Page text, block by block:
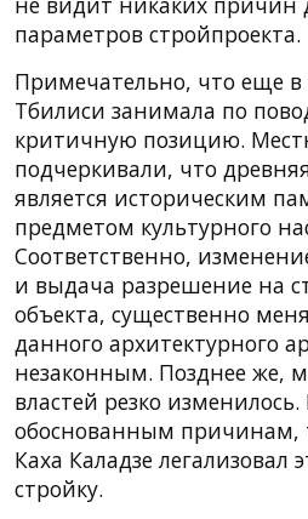
параметров стройпроекта.
Примечательно, что еще в
Тбилиси занимала по
критичную позицию.
подчеркивали, что
является историческим
предметом культурного
Соответственно,
и выдача разрешение на
объекта, существенно
данного архитектурного
незаконным. Позднее же,
властей резко
обоснованным причинам,
Каха Каладзе легализовал
стройку.